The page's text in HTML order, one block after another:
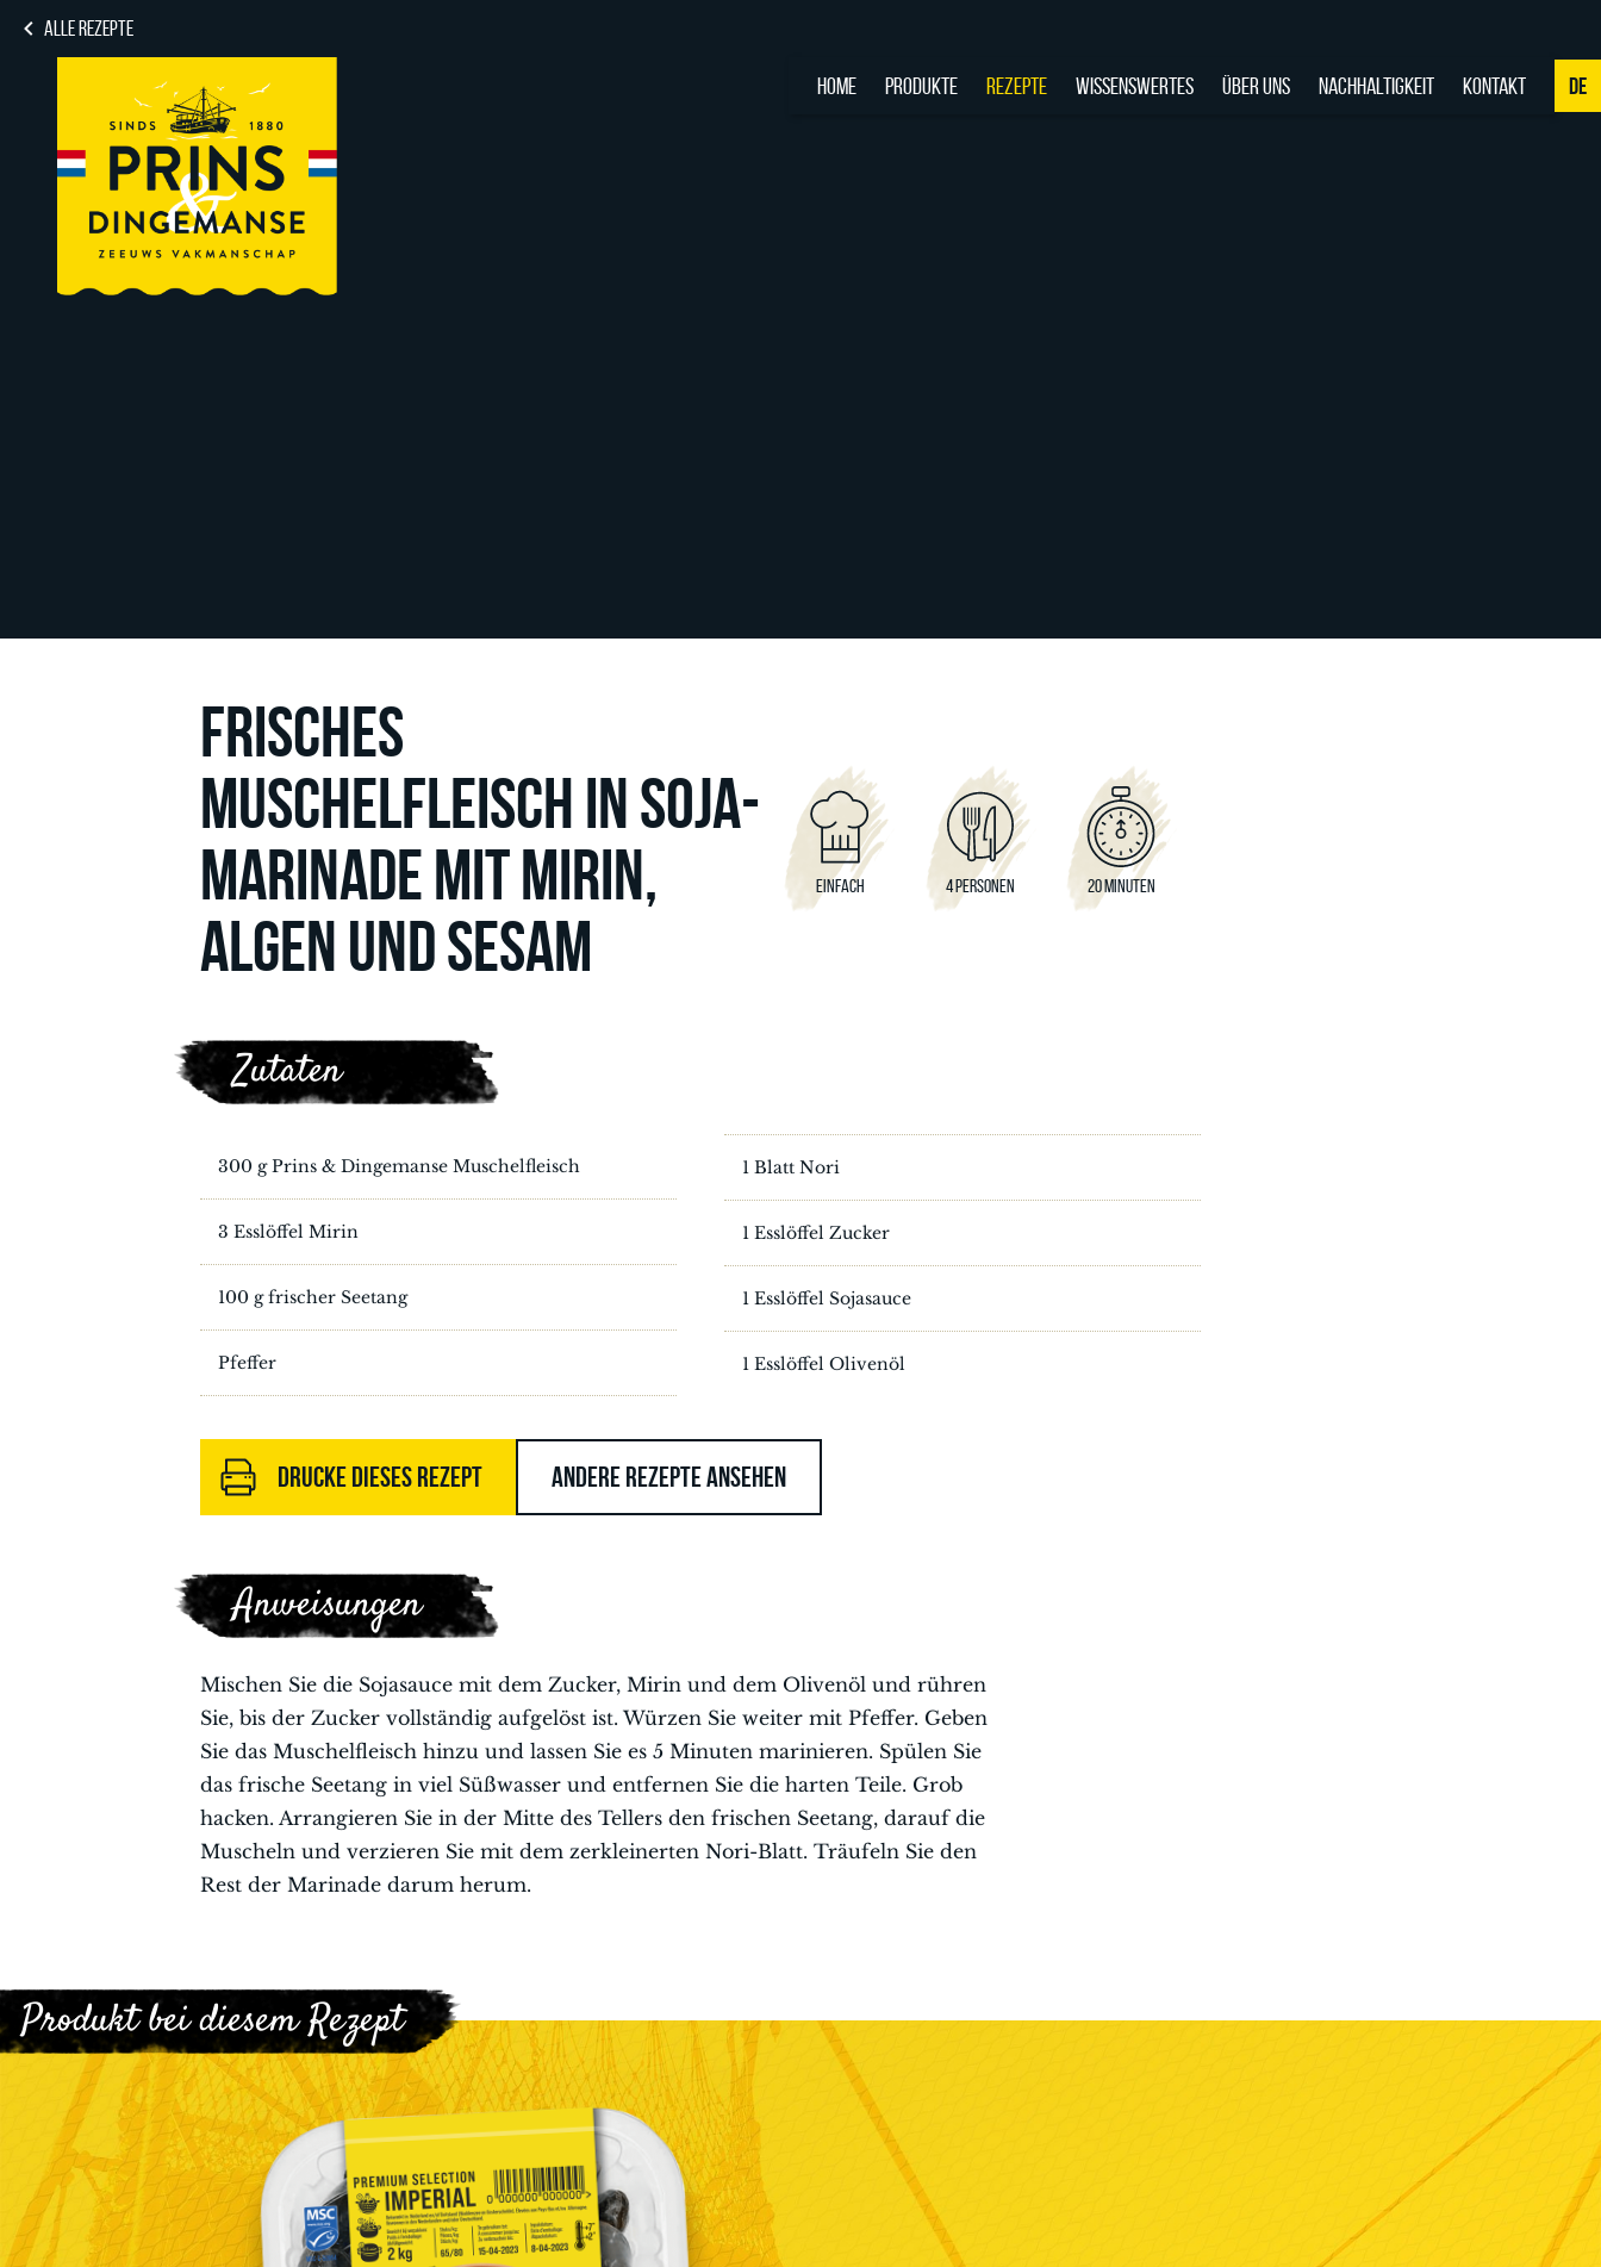
ALLE REZEPTE
HOME PRODUKTE REZEPTE WISSENSWERTES ÜBER UNS NACHHALTIGKEIT KONTAKT DE
FRISCHES
MUSCHELFLEISCH IN SOJA-
MARINADE MIT MIRIN,
ALGEN UND SESAM
EINFACH 4 PERSONEN 20 MINUTEN
Zutaten
300 g Prins & Dingemanse Muschelfleisch
3 Esslöffel Mirin
100 g frischer Seetang
Pfeffer
1 Blatt Nori
1 Esslöffel Zucker
1 Esslöffel Sojasauce
1 Esslöffel Olivenöl
DRUCKE DIESES REZEPT ANDERE REZEPTE ANSEHEN
Anweisungen
Mischen Sie die Sojasauce mit dem Zucker, Mirin und dem Olivenöl und rühren
Sie, bis der Zucker vollständig aufgelöst ist. Würzen Sie weiter mit Pfeffer. Geben
Sie das Muschelfleisch hinzu und lassen Sie es 5 Minuten marinieren. Spülen Sie
das frische Seetang in viel Süßwasser und entfernen Sie die harten Teile. Grob
hacken. Arrangieren Sie in der Mitte des Tellers den frischen Seetang, darauf die
Muscheln und verzieren Sie mit dem zerkleinerten Nori-Blatt. Träufeln Sie den
Rest der Marinade darum herum.
Produkt bei diesem Rezept